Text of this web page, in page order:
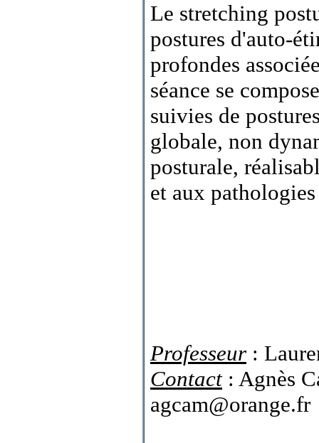
Le stretching
postures d'auto-
profondes
séance se
suivies de
globale, non
posturale,
et aux
Professeur :
Contact: Agnès
agcam@orange.fr